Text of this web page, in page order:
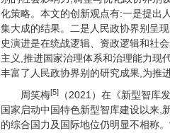
化策略。本文的创新观点有:一是提出
集大成的结果。二是人民政协界别呈
史演进是在统战逻辑、资政逻辑和社
主义,推进国家治理体系和治理能力现
丰富了人民政协界别的研究成果,为推
周笑梅[5]
（2021）在《新型智
国家启动中国特色新型智库建设以来,
的综合国力及国际地位仍明显不相称